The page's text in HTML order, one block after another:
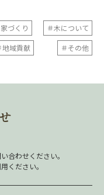
づくり
＃木について
地域貢献 ＃その他
合わせください。
ください。